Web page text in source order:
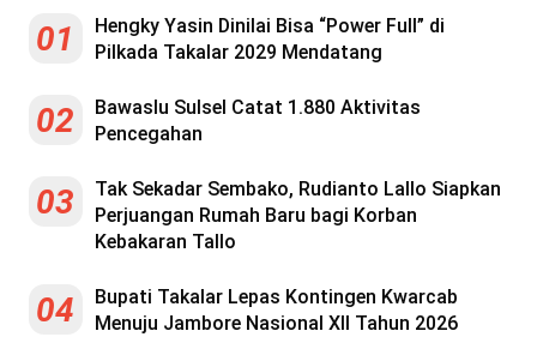
01
Hengky Yasin Dinilai Bisa “Power Full” di
Pilkada Takalar 2029 Mendatang
02
Bawaslu Sulsel Catat 1.880 Aktivitas
Pencegahan
03
Tak Sekadar Sembako, Rudianto Lallo Siapkan
Perjuangan Rumah Baru bagi Korban
Kebakaran Tallo
04
Bupati Takalar Lepas Kontingen Kwarcab
Menuju Jambore Nasional XII Tahun 2026